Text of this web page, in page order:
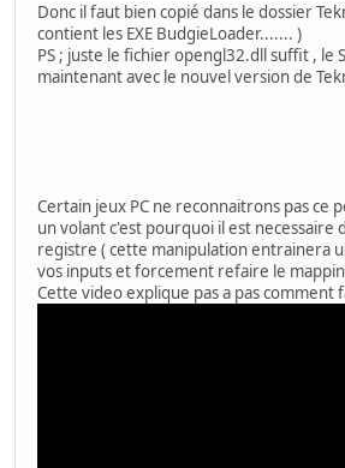
Donc il faut bien copié dans le dossier
contient les EXE BudgieLoader....... )
PS ; juste le fichier opengl32.dll suffit , le
maintenant avec le nouvel version de
Certain jeux PC ne reconnaitrons pas ce
un volant c'est pourquoi il est necessaire
registre ( cette manipulation entrainera
vos inputs et forcement refaire le
Cette video explique pas a pas comment